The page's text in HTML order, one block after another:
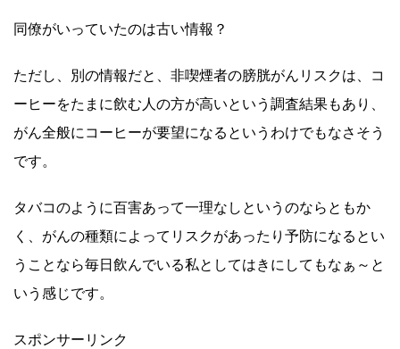
同僚がいっていたのは古い情報？
ただし、別の情報だと、非喫煙者の膀胱がんリスクは、コ
ーヒーをたまに飲む人の方が高いという調査結果もあり、
がん全般にコーヒーが要望になるというわけでもなさそう
です。
タバコのように百害あって一理なしというのならともか
く、がんの種類によってリスクがあったり予防になるとい
うことなら毎日飲んでいる私としてはきにしてもなぁ～と
いう感じです。
スポンサーリンク